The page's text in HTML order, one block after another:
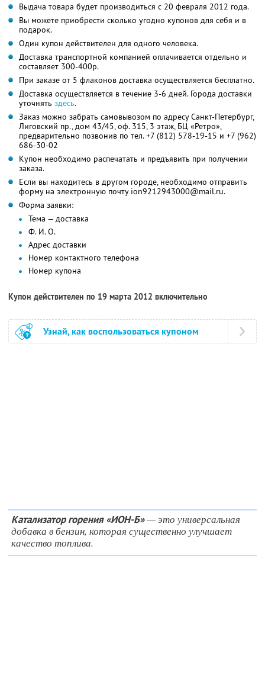
Выдача товара будет производиться с 20 февраля 2012 года.
Вы можете приобрести сколько угодно купонов для себя и в
подарок.
Один купон действителен для одного человека.
Доставка транспортной компанией оплачивается отдельно и
составляет 300-400р.
При заказе от 5 флаконов доставка осуществляется бесплатно.
Доставка осуществляется в течение 3-6 дней. Города доставки
уточнять здесь.
Заказ можно забрать самовывозом по адресу Санкт-Петербург,
Лиговский пр., дом 43/45, оф. 315, 3 этаж, БЦ «Ретро»,
предварительно позвонив по тел. +7 (812) 578-19-15 и +7 (962)
686-30-02
Купон необходимо распечатать и предъявить при получении
заказа.
Если вы находитесь в другом городе, необходимо отправить
форму на электронную почту ion9212943000@mail.ru.
Форма заявки:
Тема — доставка
Ф. И. О.
Адрес доставки
Номер контактного телефона
Номер купона
Купон действителен по 19 марта 2012 включительно
Узнай, как воспользоваться купоном
Катализатор горения «ИОН-Б»— это универсальная
добавка в бензин, которая существенно улучшает
качество топлива.